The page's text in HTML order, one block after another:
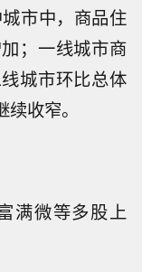
市中，商品住
；一线城市商
城市环比总体
收窄。
满微等多股上